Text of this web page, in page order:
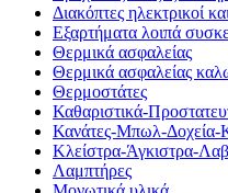
Διακόπτες ηλεκτρικοί
Εξαρτήματα λοιπά
Θερμικά ασφαλείας
Θερμικά ασφαλείας
Θερμοστάτες
Καθαριστικά-
Κανάτες-Μπωλ-Δοχεία-
Κλείστρα-Άγκιστρα-
Λαμπτήρες